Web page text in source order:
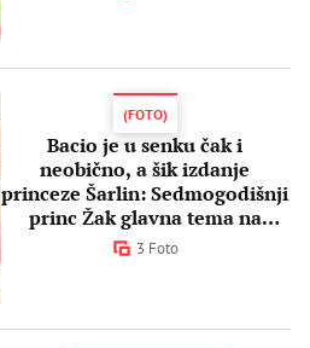
(FOTO)
Bacio je u senku čak i
neobično, a šik izdanje
princeze Šarlin: Sedmogodišnji
princ Žak glavna tema na
proslavi u Monaku
3 Foto